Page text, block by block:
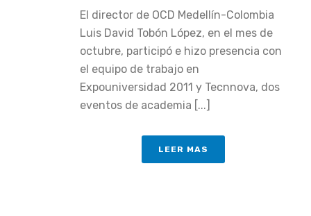
El director de OCD Medellín-Colombia
Luis David Tobón López, en el mes de
octubre, participó e hizo presencia con
el equipo de trabajo en
Expouniversidad 2011 y Tecnnova, dos
eventos de academia [...]
LEER MAS